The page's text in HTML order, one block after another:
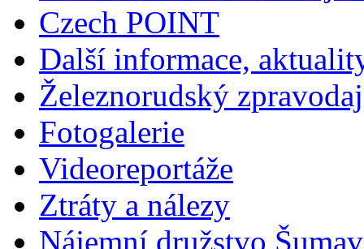
Czech POINT
Další informace,
Železnorudský zpravodaj
Fotogalerie
Videoreportáže
Ztráty a nálezy
Nájemní družstvo